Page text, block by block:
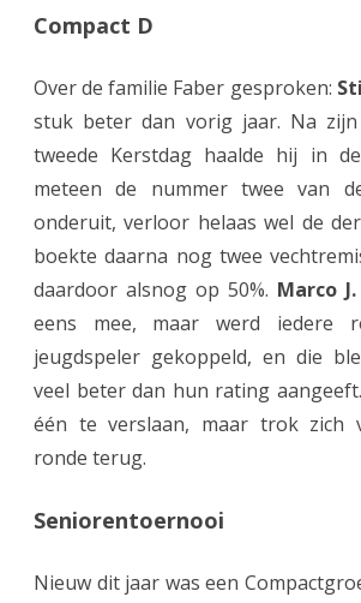
Compact D
Over de familie Faber gesproken:
stuk beter dan vorig jaar. Na
tweede Kerstdag haalde hij in
meteen de nummer twee van
onderuit, verloor helaas wel de
boekte daarna nog twee
daardoor alsnog op 50%. Marco J.
eens mee, maar werd iedere
jeugdspeler gekoppeld, en die
veel beter dan hun rating
één te verslaan, maar trok zich
ronde terug.
Seniorentoernooi
Nieuw dit jaar was een